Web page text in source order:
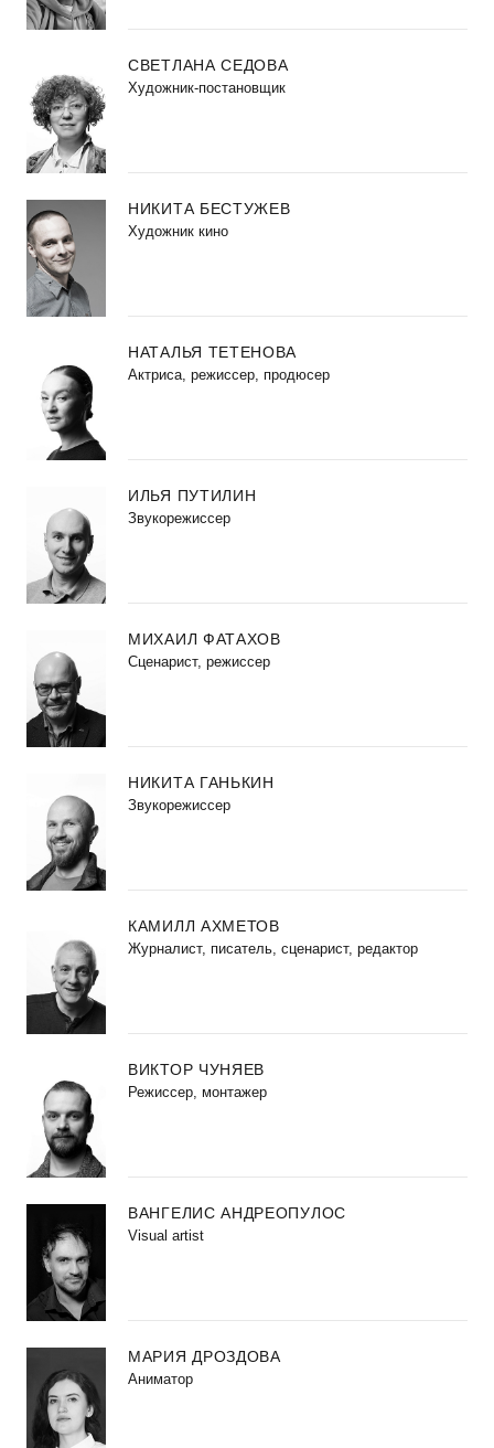
СВЕТЛАНА СЕДОВА
Художник-постановщик
НИКИТА БЕСТУЖЕВ
Художник кино
НАТАЛЬЯ ТЕТЕНОВА
Актриса, режиссер, продюсер
ИЛЬЯ ПУТИЛИН
Звукорежиссер
МИХАИЛ ФАТАХОВ
Cценарист, режиссер
НИКИТА ГАНЬКИН
Звукорежиссер
КАМИЛЛ АХМЕТОВ
Журналист, писатель, сценарист, редактор
ВИКТОР ЧУНЯЕВ
Режиссер, монтажер
ВАНГЕЛИС АНДРЕОПУЛОС
Visual artist
МАРИЯ ДРОЗДОВА
Аниматор